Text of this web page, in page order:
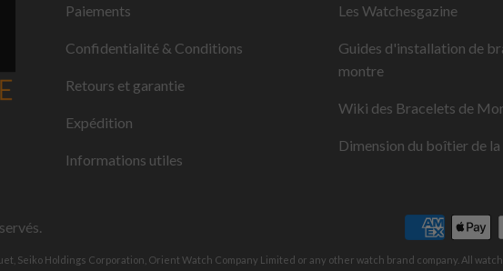
Paiements
Confidentialité & Conditions
Retours et garantie
Expédition
Informations utiles
Les Watchesgazine
Guides d'installation de
montre
Wiki des Bracelets de
Dimension du boîtier de
Seiko Holdings Corporation, Orient Watch Company Limited or any other watch brand company. All